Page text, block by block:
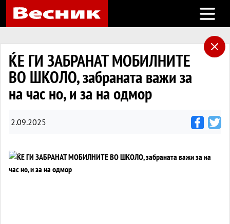
Open
ЌЕ ГИ ЗАБРАНАТ МОБИЛНИТЕ
ВО ШКОЛО, забраната важи за
на час но, и за на одмор
2.09.2025